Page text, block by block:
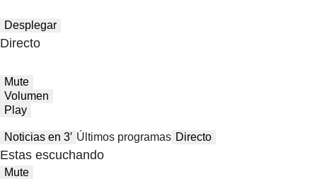
Desplegar
Directo
Mute
Volumen
Play
Noticias en 3′ Últimos programas Directo
Estas escuchando
Mute